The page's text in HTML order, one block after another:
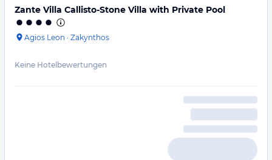
Zante Villa Callisto-Stone Villa with Private Pool
Agios Leon · Zakynthos
Keine Hotelbewertungen